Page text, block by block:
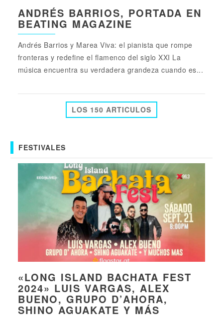
ANDRÉS BARRIOS, PORTADA EN
BEATING MAGAZINE
Andrés Barrios y Marea Viva: el pianista que rompe
fronteras y redefine el flamenco del siglo XXI La
música encuentra su verdadera grandeza cuando es...
LOS 150 ARTICULOS
FESTIVALES
«LONG ISLAND BACHATA FEST
2024» LUIS VARGAS, ALEX
BUENO, GRUPO D’AHORA,
SHINO AGUAKATE Y MÁS